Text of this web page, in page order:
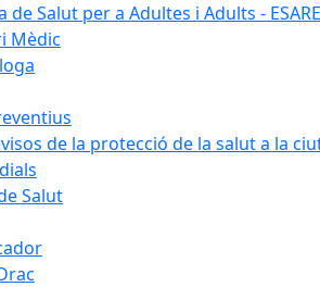
de Salut per a Adultes i Adults - ESARE
Mèdic
de la protecció de la salut a la
Salut